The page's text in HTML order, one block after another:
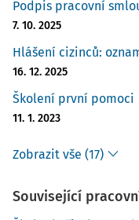
pobytu cizinců
obecně upraveny
které jim z pobytu na
oh
Podpis pracovní
7. 10. 2025
Hlášení cizinců:
16. 12. 2025
Školení první pomoci
11. 1. 2023
Zobrazit vše (17)
Související